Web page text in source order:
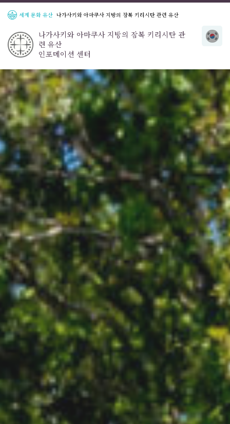
세계 문화 유산 나가사키와 아마쿠사 지방의 잠복 키리시탄 관련 유산
나가사키와 아마쿠사 지방의 잠복 키리시탄 관
련 유산
인포메이션 센터